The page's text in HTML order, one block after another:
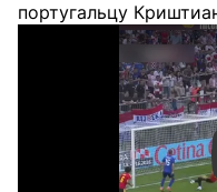
португальцу